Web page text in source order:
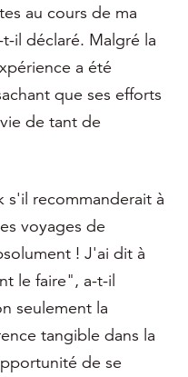
au cours de ma
il déclaré. Malgré la
a été
que ses efforts
de tant de
s'il recommanderait à
voyages de
! J'ai dit à
le faire", a-t-il
seulement la
tangible dans la
de se